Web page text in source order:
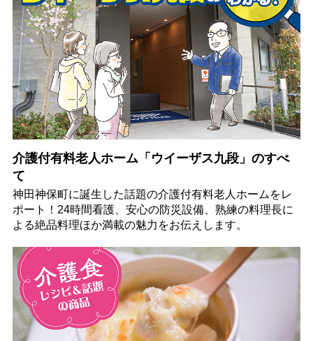
介護付有料老人ホーム「ウイーザス九段」のすべ
て
神田神保町に誕生した話題の介護付有料老人ホームをレ
ポート！24時間看護、安心の防災設備、熟練の料理長に
よる絶品料理ほか満載の魅力をお伝えします。